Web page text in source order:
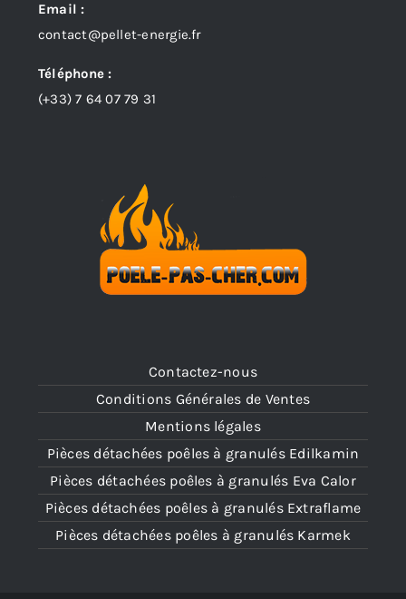
Contactez-nous
Conditions Générales de Ventes
Mentions légales
Pièces détachées poêles à granulés Edilkamin
Pièces détachées poêles à granulés Eva Calor
Pièces détachées poêles à granulés Extraflame
Pièces détachées poêles à granulés Karmek
Email :
contact@pellet-energie.fr
Téléphone :
(+33)7 64 07 79 31